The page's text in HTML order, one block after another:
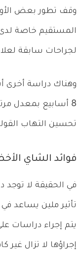
وقف تطور بعض
المستقيم خاصة
لجراحات سابقة
وهناك دراسة أخرى
8 أسابيع بمعدل
تحسين التهاب
فوائد الشاي
في الحقيقة لا
تأثير ملين يساعد
يتم إجراء دراسات
إجراؤها لا تزال